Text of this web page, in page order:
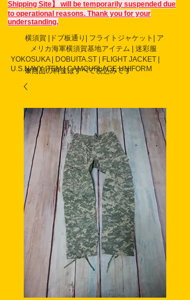
Shipping Site】 will be temporarily suspended due
to operational reasons. Thank you for your
understanding.
横須賀 |ドブ板通り| フライト ジャケット| ア
メリカ海軍横須賀基地アイテム | 迷彩服
YOKOSUKA | DOBUITA.ST | FLIGHT JACKET |
U.S.NAVY ITEM | CAMOUFLAGE UNIFORM
※商品の料金はすべて税込みです